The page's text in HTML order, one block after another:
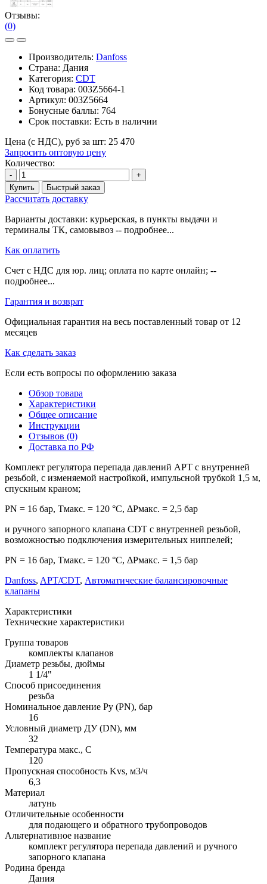
Отзывы:
(0)
Производитель: Danfoss
Страна: Дания
Категория: CDT
Код товара: 003Z5664-1
Артикул: 003Z5664
Бонусные баллы: 764
Срок поставки: Есть в наличии
Цена (с НДС), руб за шт: 25 470
Запросить оптовую цену
Количество:
-
+
Купить
Быстрый заказ
Рассчитать доставку
Варианты доставки: курьерская, в пункты выдачи и
терминалы ТК, самовывоз -- подробнее...
Как оплатить
Счет с НДС для юр. лиц; оплата по карте онлайн; --
подробнее...
Гарантия и возврат
Официальная гарантия на весь поставленный товар от 12
месяцев
Как сделать заказ
Если есть вопросы по оформлению заказа
Обзор товара
Характеристики
Общее описание
Инструкции
Отзывов (0)
Доставка по РФ
Комплект регулятора перепада давлений APT с внутренней
резьбой, с изменяемой настройкой, импульсной трубкой 1,5 м,
спускным краном;
PN = 16 бар, Тмакс. = 120 °С, ΔРмакс. = 2,5 бар
и ручного запорного клапана CDT с внутренней резьбой,
возможностью подключения измерительных ниппелей;
PN = 16 бар, Тмакс. = 120 °С, ΔРмакс. = 1,5 бар
Danfoss, APT/CDT, Автоматические балансировочные
клапаны
Характеристики
Технические характеристики
Группа товаров
комплекты клапанов
Диаметр резьбы, дюймы
1 1/4"
Способ присоединения
резьба
Номинальное давление Ру (PN), бар
16
Условный диаметр ДУ (DN), мм
32
Температура макс., С
120
Пропускная способность Kvs, м3/ч
6,3
Материал
латунь
Отличительные особенности
для подающего и обратного трубопроводов
Альтернативное название
комплект регулятора перепада давлений и ручного
запорного клапана
Родина бренда
Дания